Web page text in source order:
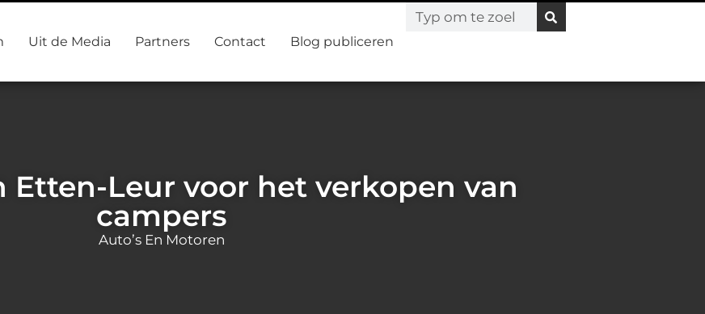
Uit de Media Partners Contact Blog publiceren
Etten-Leur voor het verkopen van
campers
Auto’s En Motoren